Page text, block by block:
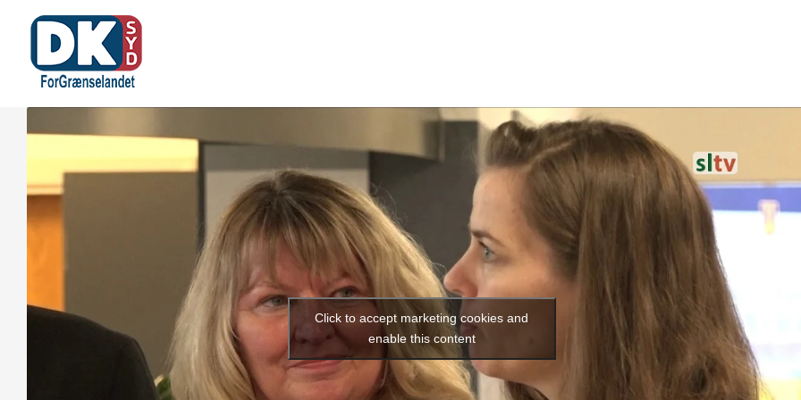
content
Click to accept marketing cookies and
enable this content